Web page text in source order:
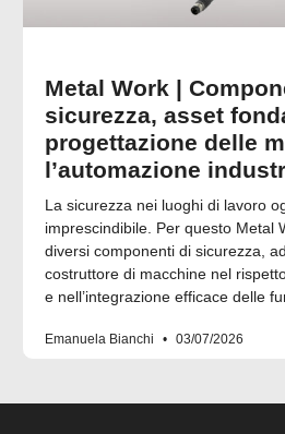
Metal Work |
sicurezza, asset
progettazione delle
l’automazione
La sicurezza nei luoghi di lavoro
imprescindibile. Per questo Metal
diversi componenti di sicurezza,
costruttore di macchine nel
e nell’integrazione efficace delle
Emanuela Bianchi 03/07/2026